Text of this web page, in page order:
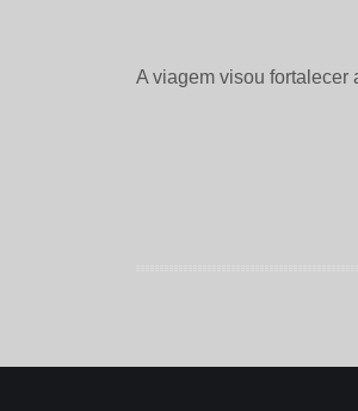
A viagem visou fortalecer